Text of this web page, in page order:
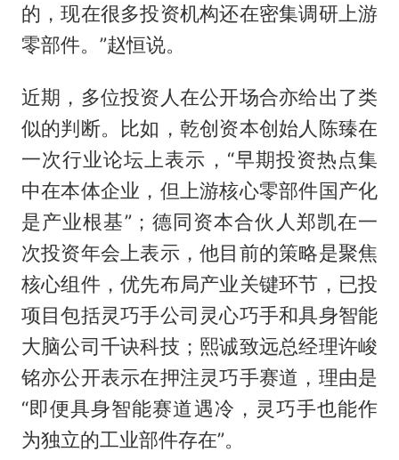
的，现在很多投资机构还在密集调研上游
零部件。”赵恒说。
近期，多位投资人在公开场合亦给出了类
似的判断。比如，乾创资本创始人陈臻在
一次行业论坛上表示，“早期投资热点集
中在本体企业，但上游核心零部件国产化
是产业根基”；德同资本合伙人郑凯在一
次投资年会上表示，他目前的策略是聚焦
核心组件，优先布局产业关键环节，已投
项目包括灵巧手公司灵心巧手和具身智能
大脑公司千诀科技；熙诚致远总经理许峻
铭亦公开表示在押注灵巧手赛道，理由是
“即便具身智能赛道遇冷，灵巧手也能作
为独立的工业部件存在”。